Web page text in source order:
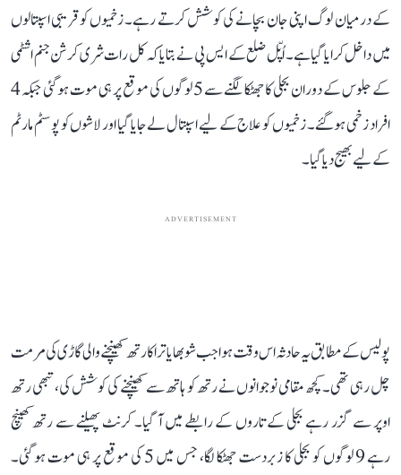
کے درمیان لوگ اپنی جان بچانے کی کوشش کرتے رہے۔ زخمیوں کو قریبی اسپتالوں
میں داخل کرایا گیا ہے۔ اُپّل ضلع کے ایس پی نے بتایا کہ کل رات شری کرشن جنم اشٹمی
کے جلوس کے دوران بجلی کا جھٹکا لگنے سے 5 لوگوں کی موقع پر ہی موت ہو گئی جبکہ 4
افراد زخمی ہو گئے۔ زخمیوں کو علاج کے لیے اسپتال لے جایا گیا اور لاشوں کو پوسٹم مارٹم
کے لیے بھیج دیا گیا۔
ADVERTISEMENT
پولیس کے مطابق یہ حادثہ اس وقت ہوا جب شوبھا یاترا کا رتھ کھینچنے والی گاڑی کی مرمت
چل رہی تھی۔ کچھ مقامی نوجوانوں نے رتھ کو ہاتھ سے کھینچنے کی کوشش کی، تبھی رتھ
اوپر سے گزر رہے بجلی کے تاروں کے رابطے میں آ گیا۔ کرنٹ پھیلنے سے رتھ کھینچ
رہے 9 لوگوں کو بجلی کا زبردست جھٹکا لگا، جس میں 5 کی موقع پر ہی موت ہو گئی۔